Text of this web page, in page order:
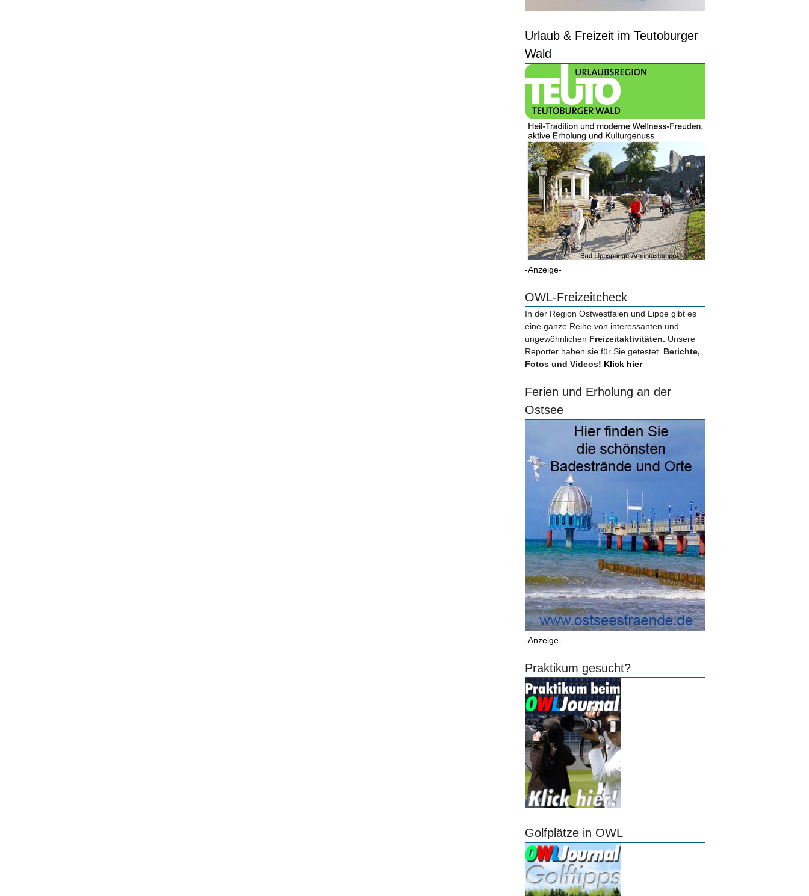
Urlaub & Freizeit im Teutoburger
Wald
-Anzeige-
OWL-Freizeitcheck
In der Region Ostwestfalen und Lippe gibt es
eine ganze Reihe von interessanten und
ungewöhnlichen Freizeitaktivitäten. Unsere
Reporter haben sie für Sie getestet. Berichte,
Fotos und Videos! Klick hier
Ferien und Erholung an der
Ostsee
-Anzeige-
Praktikum gesucht?
Golfplätze in OWL